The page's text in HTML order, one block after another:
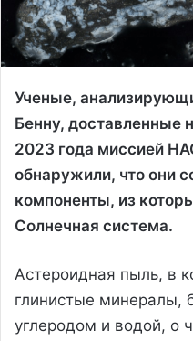
Ученые,
Бенну, доставленные
2023 года миссией
обнаружили, что они
компоненты, из
Солнечная система.
Астероидная пыль, в
глинистые минералы,
углеродом и водой, о